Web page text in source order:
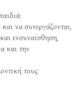
να συνεργάζονται,
ενσυναίσθηση,
και την
τους